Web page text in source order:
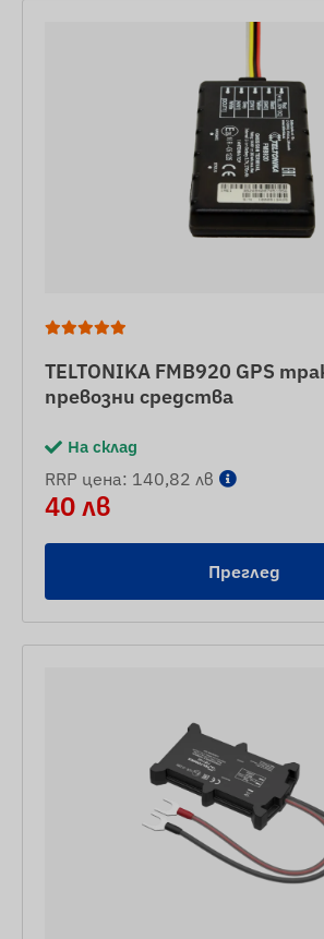
TELTONIKA FMB920 GPS
превозни средства
На склад
RRP цена: 140,82 лв
40 лв
Преглед